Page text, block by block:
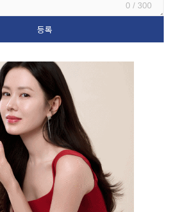
0 / 300